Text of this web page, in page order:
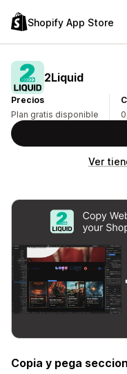
Shopify App Store
2Liquid
Precios
Plan gratis disponible
Ver
Copia y pega